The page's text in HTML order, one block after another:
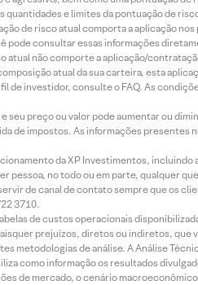
e limites da pontuação de
de risco atual comporta a aplicação
consultar essas informações
atual não comporte a aplicação/
atual da sua carteira, esta
de investidor, consulte o FAQ. As
preço ou valor pode aumentar ou
de impostos. As informações presentes
da XP Investimentos,
pessoa, no todo ou em parte, qualquer
de canal de contato sempre que os
3710.
de custos operacionais
prejuízos, diretos ou indiretos,
metodologias de análise. A Análise
como informação os resultados
de mercado, o cenário